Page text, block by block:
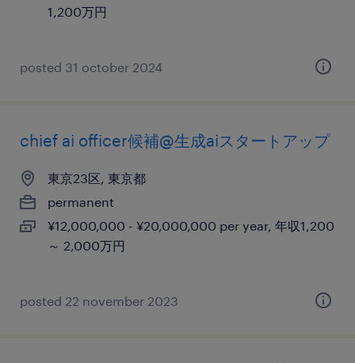
1,200万円
posted 31 october 2024
chief ai officer候補@生成aiスタートアップ
東京23区, 東京都
permanent
¥12,000,000 - ¥20,000,000 per year, 年収1,200
～ 2,000万円
posted 22 november 2023